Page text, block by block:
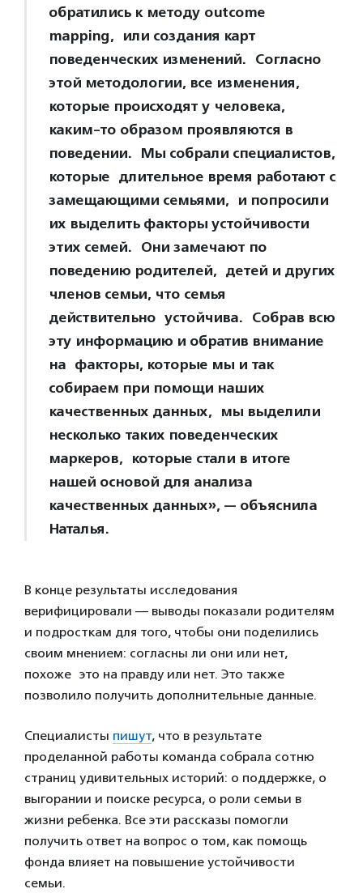
обратились к методу outcome
mapping, или создания карт
поведенческих изменений. Согласно
этой методологии, все изменения,
которые происходят у человека,
каким-то образом проявляются в
поведении. Мы собрали специалистов,
которые длительное время работают с
замещающими семьями, и попросили
их выделить факторы устойчивости
этих семей. Они замечают по
поведению родителей, детей и других
членов семьи, что семья
действительно устойчива. Собрав всю
эту информацию и обратив внимание
на факторы, которые мы и так
собираем при помощи наших
качественных данных, мы выделили
несколько таких поведенческих
маркеров, которые стали в итоге
нашей основой для анализа
качественных данных», — объяснила
Наталья.
В конце результаты исследования
верифицировали — выводы показали родителям
и подросткам для того, чтобы они поделились
своим мнением: согласны ли они или нет,
похоже это на правду или нет. Это также
позволило получить дополнительные данные.
Специалисты пишут, что в результате
проделанной работы команда собрала сотню
страниц удивительных историй: о поддержке, о
выгорании и поиске ресурса, о роли семьи в
жизни ребенка. Все эти рассказы помогли
получить ответ на вопрос о том, как помощь
фонда влияет на повышение устойчивости
семьи.